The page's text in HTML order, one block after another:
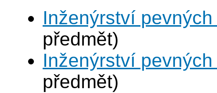
Inženýrství
předmět)
Inženýrství
předmět)